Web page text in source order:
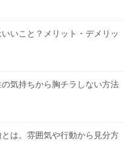
いこと？メリット・デメリッ
気持ちから胸チラしない方法
は。雰囲気や行動から見分方